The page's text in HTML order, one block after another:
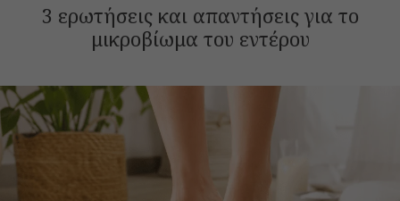
3 ερωτήσεις και απαντήσεις για το
μικροβίωμα του εντέρου